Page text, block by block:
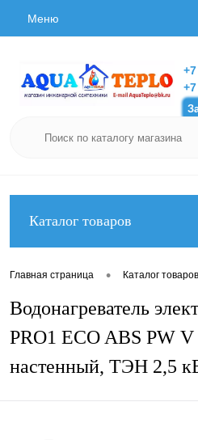
Меню
Каталог товаров
Главная страница • Каталог товаров
Водонагреватель
PRO1 ECO ABS PW
настенный, ТЭН 2,5